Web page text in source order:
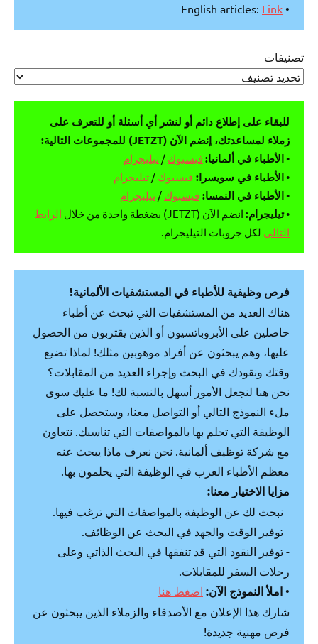
• English articles:
Link
تصنيفات
للبقاء على إطلاع دائم أو لنشر أي أسئلة أو للتعرف على
زملاء لمساعدتك، إنضم الآن (JETZT) للمجموعات التالية:
•الأطباء في ألمانيا: فيسبوك / تيليجرام
•الأطباء في سويسرا: فيسبوك / تيليجرام
•الأطباء في النمسا: فيسبوك / تيليجرام
•تيليجرام: انضم الآن (JETZT) بضغطة واحدة من خلال
الرابط
التالي لكل جروبات التيليجرام.
فرص وظيفية للأطباء في المستشفيات الألمانية!
هناك العديد من المستشفيات التي تبحث عن أطباء
حاصلين على الأبروباتسيون أو الذين يقتربون من الحصول
عليها، وهم يبحثون عن أفراد موهوبين مثلك! لماذا تضيع
وقتك ونقودك في البحث وإجراء العديد من المقابلات؟
نحن هنا لنجعل الأمور أسهل بالنسبة لك! ما عليك سوى
ملء النموذج التالي أو التواصل معنا، وستحصل على
الوظيفة التي تحلم بها بالمواصفات التي تناسبك. نتعاون
مع شركة توظيف ألمانية. نحن نعرف ماذا يبحث عنه
معظم الأطباء العرب في الوظيفة التي يحلمون بها.
مزايا الاختيار معنا:
- نبحث لك عن الوظيفة بالمواصفات التي ترغب فيها.
- توفير الوقت والجهد في البحث عن الوظائف.
- توفير النقود التي قد تنفقها في البحث الذاتي وعلى
رحلات السفر للمقابلات.
• املأ النموذج الآن: اضغط هنا
شارك هذا الإعلان مع الأصدقاء والزملاء الذين يبحثون عن
فرص مهنية جديدة!